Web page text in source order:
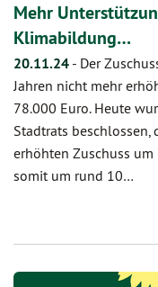
Mehr
Klimabildung…
20.11.24 - Der
Jahren nicht mehr
78.000 Euro. Heute
Stadtrats beschlossen,
erhöhten Zuschuss
somit um rund 10…